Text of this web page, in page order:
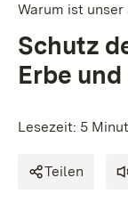
Warum ist
Schutz
Erbe
Lesezeit: 5
Teilen